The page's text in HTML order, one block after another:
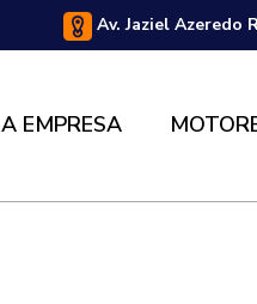
Av. Jaziel Azeredo
A EMPRESA